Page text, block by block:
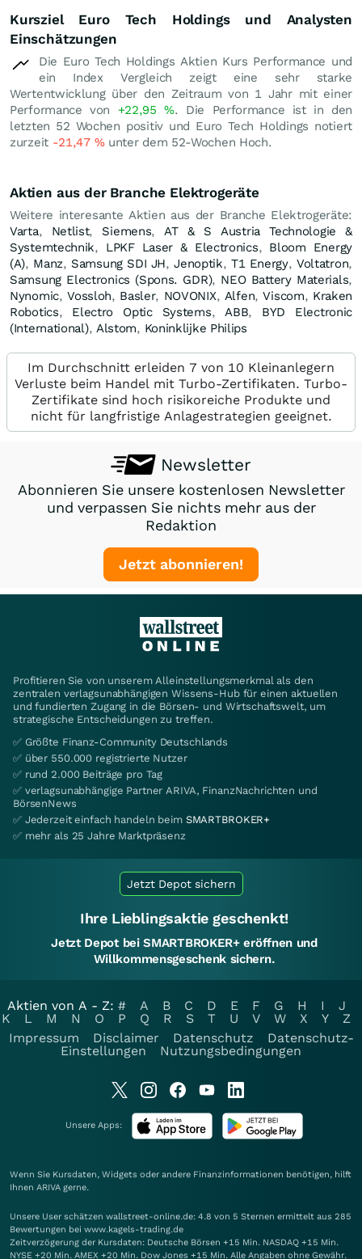
Kursziel Euro Tech Holdings und Analysten
Einschätzungen
Die Euro Tech Holdings Aktien Kurs Performance und
ein Index Vergleich zeigt eine sehr starke
Wertentwicklung über den Zeitraum von 1 Jahr mit einer
Performance von +22,95%. Die Performance ist in den
letzten 52 Wochen positiv und Euro Tech Holdings notiert
zurzeit -21,47 %unter dem 52-Wochen Hoch.
Aktien aus der Branche Elektrogeräte
Weitere interesante Aktien aus der Branche Elektrogeräte:
Varta, Netlist, Siemens,AT & S Austria Technologie &
Systemtechnik, LPKF Laser & Electronics, Bloom Energy
(A), Manz, Samsung SDI JH,Jenoptik, T1 Energy, Voltatron,
Samsung Electronics (Spons. GDR), NEO Battery Materials,
Nynomic,Vossloh, Basler, NOVONIX, Alfen,Viscom, Kraken
Robotics, Electro Optic Systems,ABB, BYD Electronic
(International), Alstom, Koninklijke Philips
Im Durchschnitt erleiden 7 von 10 Kleinanlegern
Verluste beim Handel mit Turbo-Zertifikaten. Turbo-
Zertifikate sind hoch risikoreiche Produkte und
nicht für langfristige Anlagestrategien geeignet.
Newsletter
Abonnieren Sie unsere kostenlosen Newsletter
und verpassen Sie nichts mehr aus der
Redaktion
Jetzt abonnieren!
Profitieren Sie von unserem Alleinstellungsmerkmal als den
zentralen verlagsunabhängigen Wissens-Hub für einen aktuellen
und fundierten Zugang in die Börsen- und Wirtschaftswelt, um
strategische Entscheidungen zu treffen.
✅ Größte Finanz-Community Deutschlands
✅ über 550.000 registrierte Nutzer
✅ rund 2.000 Beiträge pro Tag
✅ verlagsunabhängige Partner ARIVA, FinanzNachrichten und
BörsenNews
✅ Jederzeit einfach handeln beim SMARTBROKER+
✅ mehr als 25 Jahre Marktpräsenz
Jetzt Depot sichern
Ihre Lieblingsaktie geschenkt!
Jetzt Depot bei SMARTBROKER+ eröffnen und
Willkommensgeschenk sichern.
Aktien von A - Z: # A B C D E F G H I
J
K
L M N O P Q R S T U V W X Y
Z
Impressum
Disclaimer Datenschutz
Datenschutz-
Einstellungen
Nutzungsbedingungen
Unsere Apps:
Wenn Sie Kursdaten, Widgets oder andere Finanzinformationen benötigen, hilft
Ihnen ARIVA gerne.
Unsere User schätzen wallstreet-online.de: 4.8 von 5 Sternen ermittelt aus 285
Bewertungen bei www.kagels-trading.de
Zeitverzögerung der Kursdaten: Deutsche Börsen +15 Min. NASDAQ +15 Min.
NYSE +20 Min. AMEX +20 Min. Dow Jones +15 Min. Alle Angaben ohne Gewähr.